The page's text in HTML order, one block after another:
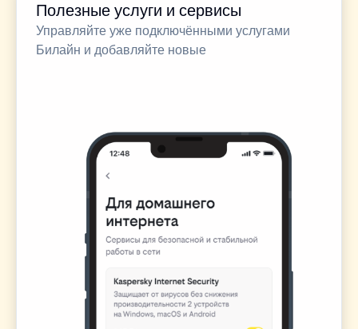
Полезные услуги и сервисы
Управляйте уже подключёнными услугами
Билайн и добавляйте новые